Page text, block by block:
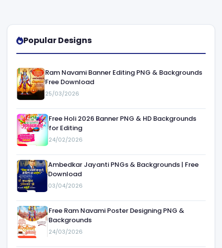
Popular Designs
Ram Navami Banner Editing PNG & Backgrounds
Free Download
25/03/2026
Free Holi 2026 Banner PNG & HD Backgrounds
for Editing
24/02/2026
Ambedkar Jayanti PNGs & Backgrounds | Free
Download
03/04/2026
Free Ram Navami Poster Designing PNG &
Backgrounds
24/03/2026